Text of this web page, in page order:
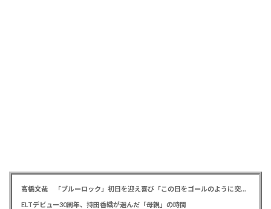
高橋文哉 「ブルーロック」初日を迎え喜び「この日をゴールのように突っ走ってきた」
ELTデビュー30周年、持田香織が選んだ「母親」の時間